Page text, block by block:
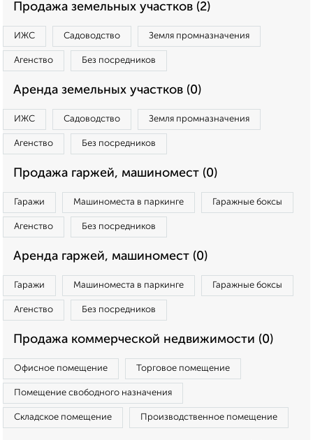
Продажа земельных участков (2)
ИЖС Садоводство Земля промназначения
Агенство Без посредников
Аренда земельных участков (0)
ИЖС Садоводство Земля промназначения
Агенство Без посредников
Продажа гаржей, машиномест (0)
Гаражи Машиноместа в паркинге Гаражные боксы
Агенство Без посредников
Аренда гаржей, машиномест (0)
Гаражи Машиноместа в паркинге Гаражные боксы
Агенство Без посредников
Продажа коммерческой недвижимости (0)
Офисное помещение Торговое помещение
Помещение свободного назначения
Складское помещение Производственное помещение